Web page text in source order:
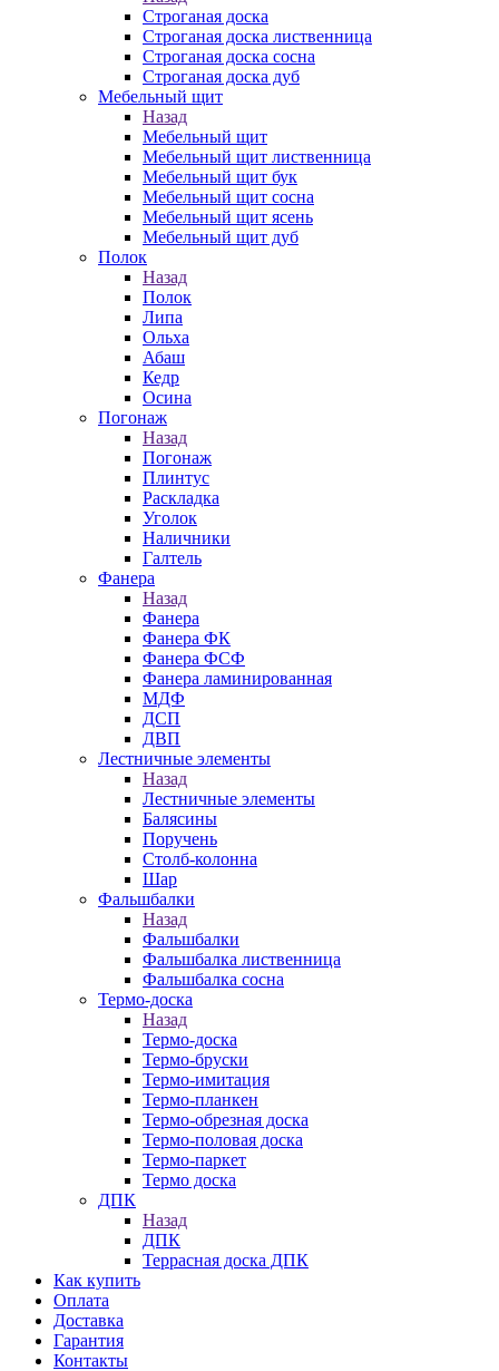
Строганая доска
Строганая доска лиственница
Строганая доска сосна
Строганая доска дуб
Мебельный щит
Назад
Мебельный щит
Мебельный щит лиственница
Мебельный щит бук
Мебельный щит сосна
Мебельный щит ясень
Мебельный щит дуб
Полок
Назад
Полок
Липа
Ольха
Абаш
Кедр
Осина
Погонаж
Назад
Погонаж
Плинтус
Раскладка
Уголок
Наличники
Галтель
Фанера
Назад
Фанера
Фанера ФК
Фанера ФСФ
Фанера ламинированная
МДФ
ДСП
ДВП
Лестничные элементы
Назад
Лестничные элементы
Балясины
Поручень
Столб-колонна
Шар
Фальшбалки
Назад
Фальшбалки
Фальшбалка лиственница
Фальшбалка сосна
Термо-доска
Назад
Термо-доска
Термо-бруски
Термо-имитация
Термо-планкен
Термо-обрезная доска
Термо-половая доска
Термо-паркет
Термо доска
ДПК
Назад
ДПК
Террасная доска ДПК
Как купить
Оплата
Доставка
Гарантия
Контакты